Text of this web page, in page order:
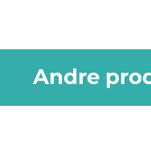
Andre